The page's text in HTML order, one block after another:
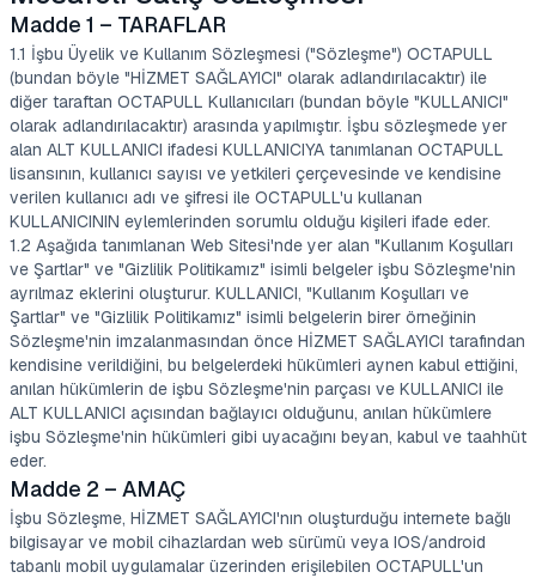
Madde 1 – TARAFLAR
1.1 İşbu Üyelik ve Kullanım Sözleşmesi ("Sözleşme") OCTAPULL
(bundan böyle "HİZMET SAĞLAYICI" olarak adlandırılacaktır) ile
diğer taraftan OCTAPULL Kullanıcıları (bundan böyle "KULLANICI"
olarak adlandırılacaktır) arasında yapılmıştır. İşbu sözleşmede yer
alan ALT KULLANICI ifadesi KULLANICIYA tanımlanan OCTAPULL
lisansının, kullanıcı sayısı ve yetkileri çerçevesinde ve kendisine
verilen kullanıcı adı ve şifresi ile OCTAPULL'u kullanan
KULLANICININ eylemlerinden sorumlu olduğu kişileri ifade eder.
1.2 Aşağıda tanımlanan Web Sitesi'nde yer alan "Kullanım Koşulları
ve Şartlar" ve "Gizlilik Politikamız" isimli belgeler işbu Sözleşme'nin
ayrılmaz eklerini oluşturur. KULLANICI, "Kullanım Koşulları ve
Şartlar" ve "Gizlilik Politikamız" isimli belgelerin birer örneğinin
Sözleşme'nin imzalanmasından önce HİZMET SAĞLAYICI tarafından
kendisine verildiğini, bu belgelerdeki hükümleri aynen kabul ettiğini,
anılan hükümlerin de işbu Sözleşme'nin parçası ve KULLANICI ile
ALT KULLANICI açısından bağlayıcı olduğunu, anılan hükümlere
işbu Sözleşme'nin hükümleri gibi uyacağını beyan, kabul ve taahhüt
eder.
Madde 2 – AMAÇ
İşbu Sözleşme, HİZMET SAĞLAYICI'nın oluşturduğu internete bağlı
bilgisayar ve mobil cihazlardan web sürümü veya IOS/android
tabanlı mobil uygulamalar üzerinden erişilebilen OCTAPULL'un